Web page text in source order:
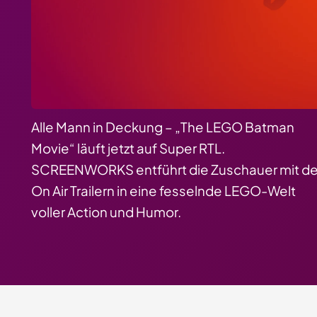
Alle Mann in Deckung – „The LEGO Batman
Movie“ läuft jetzt auf Super RTL.
SCREENWORKS entführt die Zuschauer mit
On Air Trailern in eine fesselnde LEGO-Welt
voller Action und Humor.